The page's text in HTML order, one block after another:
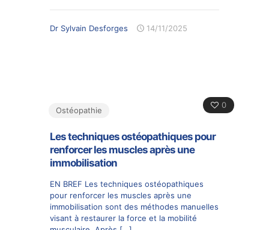
Dr Sylvain Desforges 14/11/2025
0
Ostéopathie
Les techniques ostéopathiques pour
renforcer les muscles après une
immobilisation
EN BREF Les techniques ostéopathiques
pour renforcer les muscles après une
immobilisation sont des méthodes manuelles
visant à restaurer la force et la mobilité